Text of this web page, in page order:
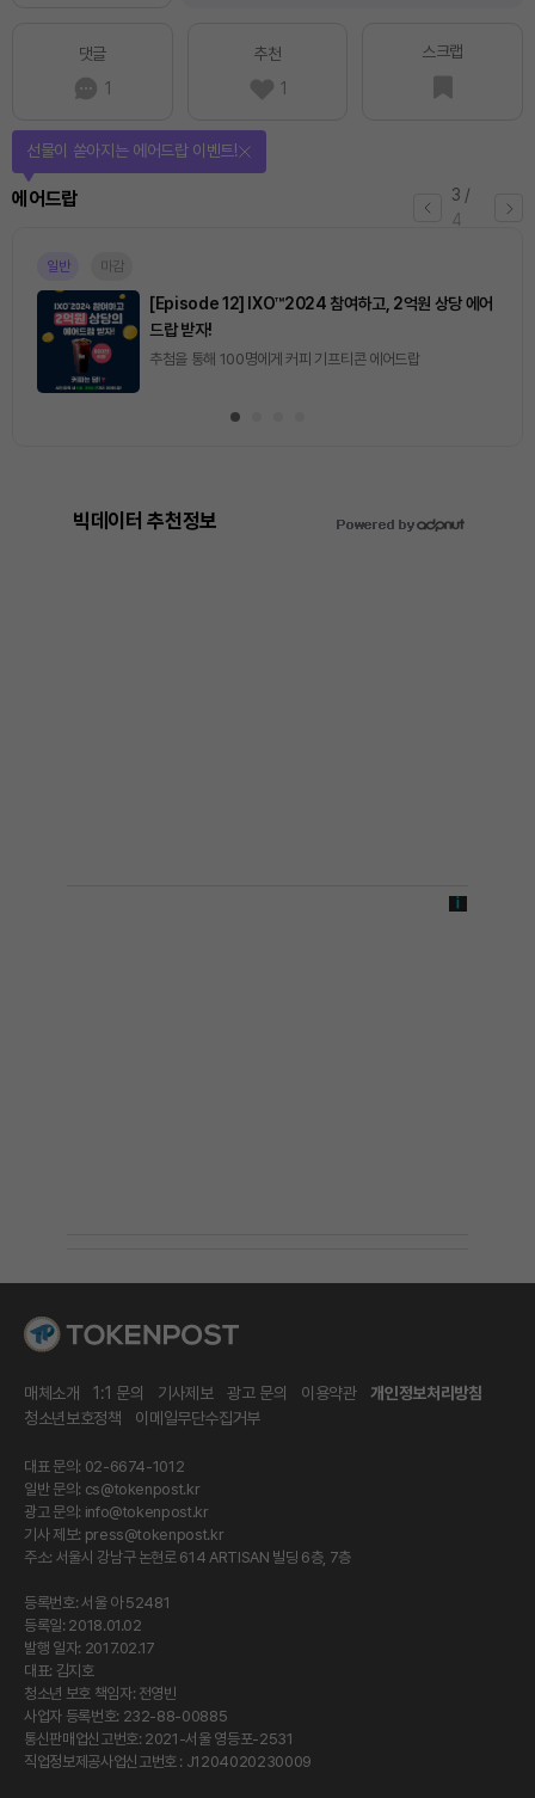
댓글
1
추천
1
스크랩
4 /
4
퀴즈
퀴즈풀고 선물 받자!
마감
[토큰포스트] 기사 퀴즈 658회차
2026.08.07 (금) ~ 2026.08.08 (토)
빅데이터 추천정보
매체소개 1:1 문의 기사제보 광고 문의 이용약관
개인정보처리방침
청소년보호정책
이메일무단수집거부
대표 문의: 02-6674-1012
일반 문의: cs@tokenpost.kr
광고 문의: info@tokenpost.kr
기사 제보: press@tokenpost.kr
주소: 서울시 강남구 논현로 614 ARTISAN 빌딩 6층, 7층
등록번호: 서울 아 52481
등록일: 2018.01.02
발행 일자: 2017.02.17
대표: 김지호
청소년 보호 책임자: 전영빈
사업자 등록번호: 232-88-00885
통신판매업신고번호: 2021-서울 영등포-2531
직업정보제공사업신고번호 : J1204020230009